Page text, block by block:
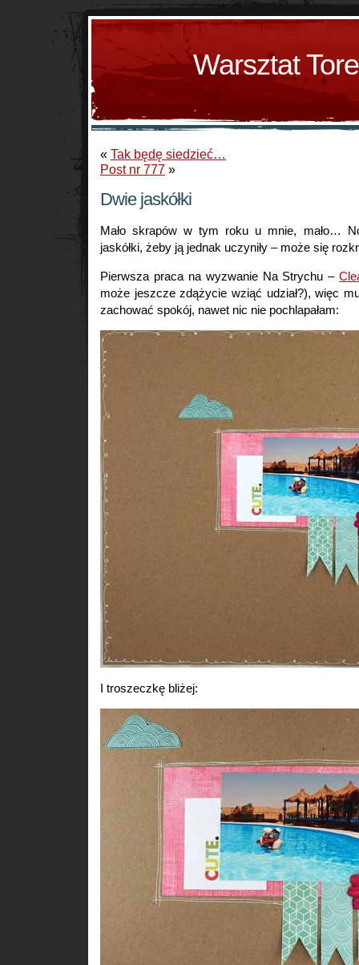
Warsztat
« Tak będę siedzieć…
Post nr 777 »
Dwie jaskółki
Mało skrapów w tym roku u mnie, mało…
jaskółki, żeby ją jednak uczyniły – może się
Pierwsza praca na wyzwanie Na Strychu –
może jeszcze zdążycie wziąć udział?), więc
zachować spokój, nawet nic nie pochlapałam:
I troszeczkę bliżej: